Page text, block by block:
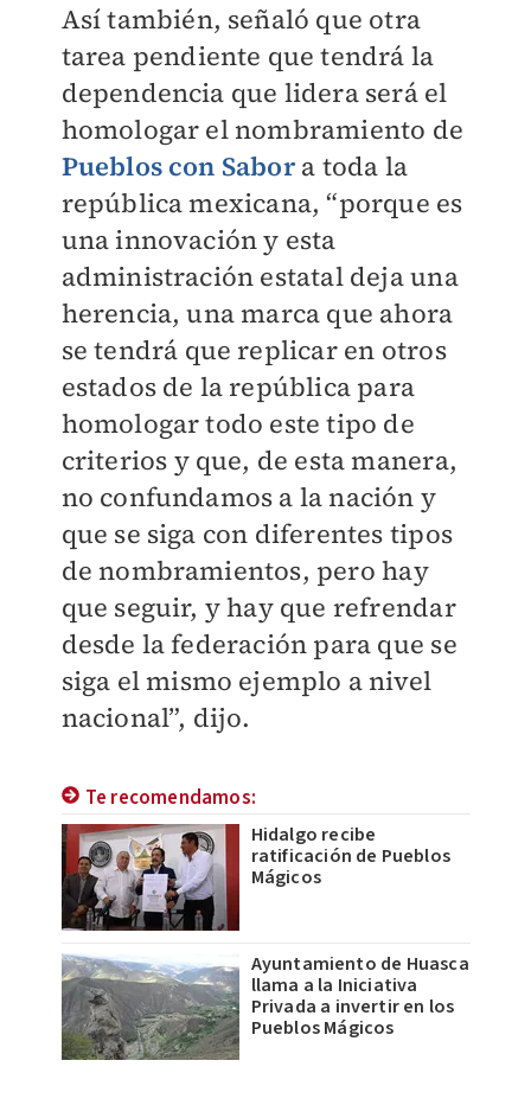
Así también, señaló que otra
tarea pendiente que tendrá la
dependencia que lidera será el
homologar el nombramiento de
Pueblos con Sabora toda la
república mexicana, “porque es
una innovación y esta
administración estatal deja una
herencia, una marca que ahora
se tendrá que replicar en otros
estados de la república para
homologar todo este tipo de
criterios y que, de esta manera,
no confundamos a la nación y
que se siga con diferentes tipos
de nombramientos, pero hay
que seguir, y hay que refrendar
desde la federación para que se
siga el mismo ejemplo a nivel
nacional”, dijo.
Te recomendamos:
Hidalgo recibe
ratificación de Pueblos
Mágicos
Ayuntamiento de Huasca
llama a la Iniciativa
Privada a invertir en los
Pueblos Mágicos